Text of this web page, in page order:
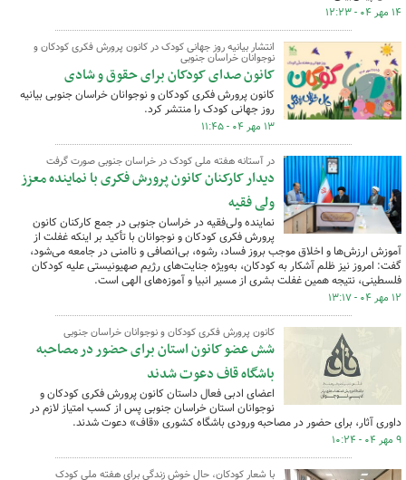
۱۴ مهر ۰۴ - ۱۲:۲۳
انتشار بیانیه روز جهانی کودک در کانون پرورش فکری کودکان و
نوجوانان خراسان جنوبی
کانون صدای کودکان برای حقوق و شادی
کانون پرورش فکری کودکان و نوجوانان خراسان جنوبی بیانیه
روز جهانی کودک را منتشر کرد.
۱۳ مهر ۰۴ - ۱۱:۴۵
در آستانه هفته ملی کودک در خراسان جنوبی صورت گرفت
دیدار کارکنان کانون پرورش فکری با نماینده معزز
ولی فقیه
نماینده ولی‌فقیه در خراسان جنوبی در جمع کارکنان کانون
پرورش فکری کودکان و نوجوانان با تأکید بر اینکه غفلت از
آموزش ارزش‌ها و اخلاق موجب بروز فساد، رشوه، بی‌انصافی و ناامنی در جامعه می‌شود،
گفت: امروز نیز ظلم آشکار به کودکان، به‌ویژه جنایت‌های رژیم صهیونیستی علیه کودکان
فلسطینی، نتیجه همین غفلت بشری از مسیر انبیا و آموزه‌های الهی است.
۱۲ مهر ۰۴ - ۱۳:۱۷
کانون پرورش فکری کودکان و نوجوانان خراسان جنوبی
شش عضو کانون استان برای حضور در مصاحبه
باشگاه قاف دعوت شدند
اعضای ادبی فعال داستان کانون پرورش فکری کودکان و
نوجوانان استان خراسان جنوبی پس از کسب امتیاز لازم در
داوری آثار، برای حضور در مصاحبه ورودی باشگاه کشوری «قاف» دعوت شدند.
۹ مهر ۰۴ - ۱۰:۲۴
با شعار کودکان، حال خوش زندگی برای هفته ملی کودک